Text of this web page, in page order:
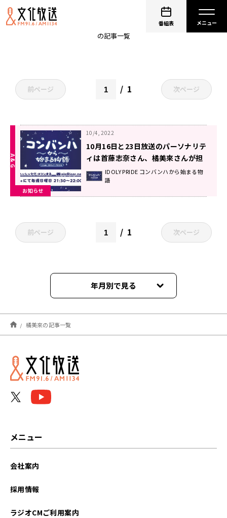
番組表
の記事一覧
前ページ 1 次ページ
お知らせ
10/4, 2022
10月16日と23日放送のパーソナリテ
ィは首藤志奈さん、橘美來さんが担
当！！！メールも大募集！！！
『IDOLY PRIDEコンバンハから始ま
IDOLY PRIDE コンバンハから始まる物
語
前ページ 1 次ページ
年月別で見る
2026年04月
2026年03月
2025年10月
橘美來の記事一覧
メニュー
会社案内
採用情報
ラジオCMご利用案内